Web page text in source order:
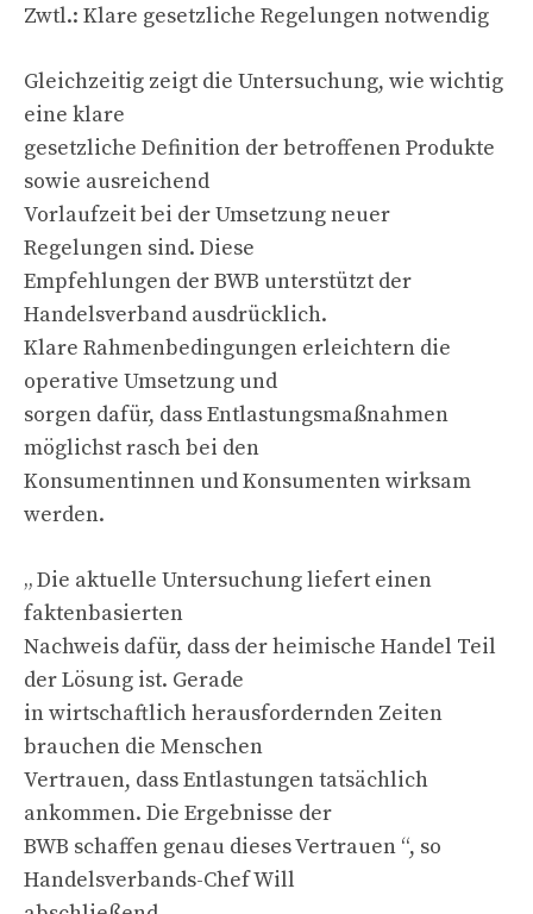
Zwtl.: Klare gesetzliche Regelungen notwendig
Gleichzeitig zeigt die Untersuchung, wie wichtig
eine klare
gesetzliche Definition der betroffenen Produkte
sowie ausreichend
Vorlaufzeit bei der Umsetzung neuer
Regelungen sind. Diese
Empfehlungen der BWB unterstützt der
Handelsverband ausdrücklich.
Klare Rahmenbedingungen erleichtern die
operative Umsetzung und
sorgen dafür, dass Entlastungsmaßnahmen
möglichst rasch bei den
Konsumentinnen und Konsumenten wirksam
werden.
„ Die aktuelle Untersuchung liefert einen
faktenbasierten
Nachweis dafür, dass der heimische Handel Teil
der Lösung ist. Gerade
in wirtschaftlich herausfordernden Zeiten
brauchen die Menschen
Vertrauen, dass Entlastungen tatsächlich
ankommen. Die Ergebnisse der
BWB schaffen genau dieses Vertrauen “, so
Handelsverbands-Chef Will